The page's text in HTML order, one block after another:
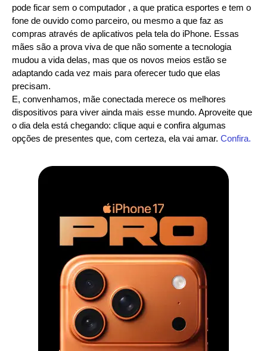
pode ficar sem o computador , a que pratica esportes e tem o
fone de ouvido como parceiro, ou mesmo a que faz as
compras através de aplicativos pela tela do iPhone. Essas
mães são a prova viva de que não somente a tecnologia
mudou a vida delas, mas que os novos meios estão se
adaptando cada vez mais para oferecer tudo que elas
precisam.
E, convenhamos, mãe conectada merece os melhores
dispositivos para viver ainda mais esse mundo. Aproveite que
o dia dela está chegando: clique aqui e confira algumas
opções de presentes que, com certeza, ela vai amar. Confira.